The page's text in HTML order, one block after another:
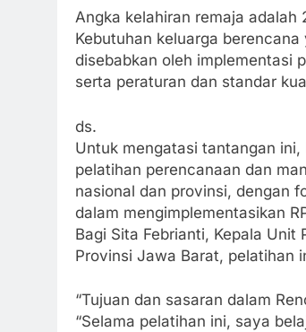
Angka kelahiran remaja adalah
Kebutuhan keluarga
disebabkan oleh implementasi
serta peraturan dan standar
ds.
Untuk mengatasi tantangan
pelatihan perencanaan dan
nasional dan provinsi, dengan
dalam mengimplementasikan
Bagi Sita Febrianti, Kepala Unit
Provinsi Jawa Barat, pelatihan
“Tujuan dan sasaran dalam
“Selama pelatihan ini, saya